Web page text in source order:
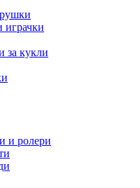
играчки
за кукли
и ролери